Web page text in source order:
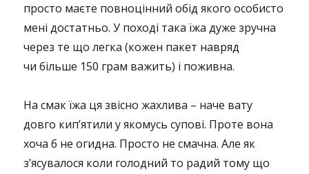
просто маєте повноцінний обід якого особисто
мені достатньо. У поході така їжа дуже зручна
через те що легка (кожен пакет навряд
чи більше 150 грам важить) і поживна.
На смак їжа ця звісно жахлива – наче вату
довго кип’ятили у якомусь супові. Проте вона
хоча б не огидна. Просто не смачна. Але як
з’ясувалося коли голодний то радий тому що